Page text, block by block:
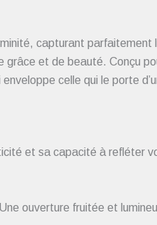
capturant
et de beauté. Conçu
celle qui le porte
et sa capacité à refléter
ouverture fruitée et